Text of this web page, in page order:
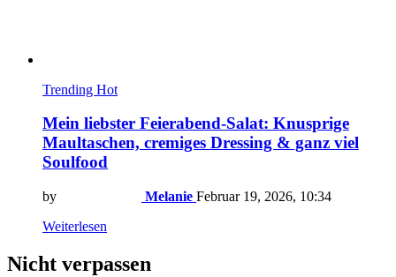
Trending Hot
Mein liebster Feierabend-Salat: Knusprige
Maultaschen, cremiges Dressing & ganz viel
Soulfood
by Melanie Februar 19, 2026, 10:34
Weiterlesen
Nicht verpassen